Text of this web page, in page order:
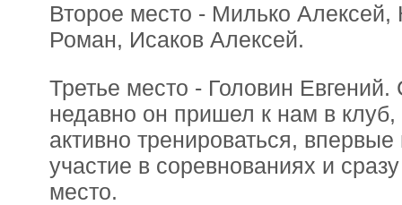
Второе место - Милько Алексей,
Роман, Исаков Алексей.
Третье место - Головин
недавно он пришел к нам в клуб,
активно тренироваться,
участие в соревнованиях и
место.